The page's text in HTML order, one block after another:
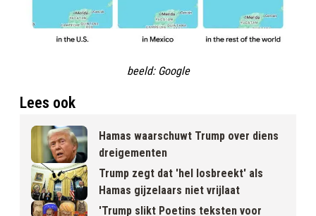
beeld: Google
Lees ook
Hamas waarschuwt Trump over diens
dreigementen
Trump zegt dat 'hel losbreekt' als
Hamas gijzelaars niet vrijlaat
'Trump slikt Poetins teksten voor